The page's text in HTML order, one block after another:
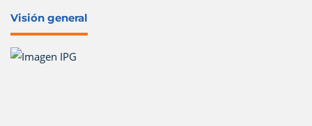
Visión general